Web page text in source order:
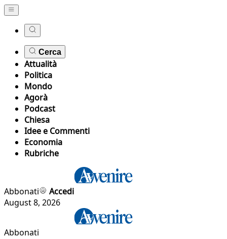
Cerca
Attualità
Politica
Mondo
Agorà
Podcast
Chiesa
Idee e Commenti
Economia
Rubriche
Abbonati
Accedi
August 8, 2026
Abbonati